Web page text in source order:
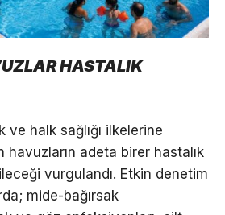
HASTALIK
ve halk sağlığı ilkelerine
havuzların adeta birer hastalık
vurgulandı. Etkin denetim
mide-bağırsak